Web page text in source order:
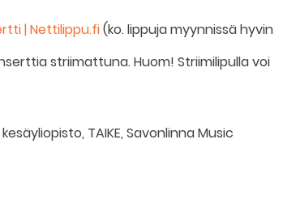
| Nettilippu.fi(ko. lippuja myynnissä hyvin
striimattuna. Huom! Striimilipulla voi
TAIKE, Savonlinna Music